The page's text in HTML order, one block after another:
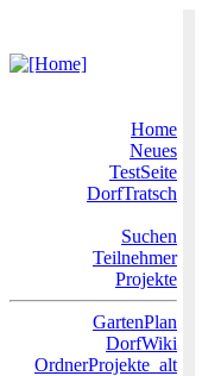
Home
Neues
TestSeite
DorfTratsch
Suchen
Teilnehmer
Projekte
GartenPlan
DorfWiki
OrdnerProjekte_alt